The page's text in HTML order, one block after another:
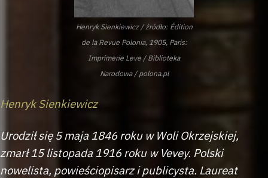
Henryk Sienkiewicz / źródło: Édition
de la Revue Polonia, 1905, Paris:
Imprimerie Leve / Biblioteka
Narodowa / polona.pl
Henryk Sienkiewicz
Urodził się 5 maja 1846 roku w Woli Okrzejskiej,
zmarł 15 listopada 1916 roku w Vevey. Polski
nowelista, powieściopisarz i publicysta. Laureat